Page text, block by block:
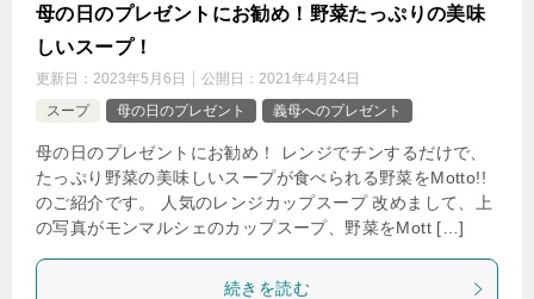
母の日のプレゼントにお勧め！野菜たっぷりの美味
しいスープ！
更新日： 2023年5月6日 公開日： 2021年4月24日
スープ
母の日のプレゼント 義母へのプレゼント
母の日のプレゼントにお勧め！ レンジでチンするだけで、
たっぷり野菜の美味しいスープが食べられる野菜をMotto!!
のご紹介です。 人気のレンジカップスープ 改めまして、上
の写真がモンマルシェのカップスープ、野菜をMott […]
続きを読む